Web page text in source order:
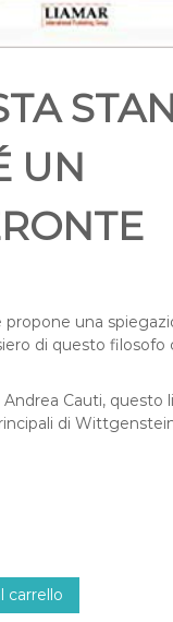
UN
propone una
di questo filosofo
Cauti, questo
di
carrello